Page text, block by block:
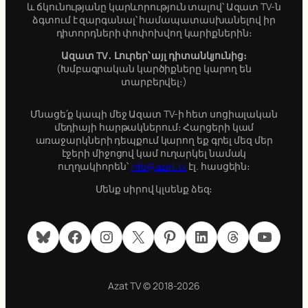
և ճկունությանը կարևորություն տալով՝ Ազատ TV-ն
ձգտում է զարգանալ՝ համապատասխանելով իր
դիտորդների փոփոխվող կարիքներին։
Ազատ TV․ Լուրեր՝ այլ դիտանկյունից։
(Խմբագրական կարծիքները կարող են
տարբերվել։)
Մնացե՛ք կապի մեջ Ազատ TV-ի հետ սոցիալական
մեդիայի հարթակներում։ Հարցերի կամ
առաջարկների դեպքում կարող եք գրել մեզ մեր
էջերի միջոցով կամ ուղարկել նամակ
ուղղակիորեն՝ info@azat.tv էլ. հասցեին։
Մենք սիրով կլսենք ձեզ։
Bluesky Facebook Instagram X Pinterest LinkedIn Threads YouTube
Azat TV © 2018-2026